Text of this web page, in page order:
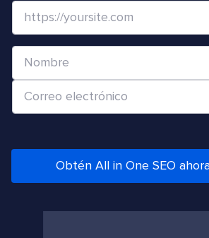
t
o
U
b
e
o
Obtén All in One SEO